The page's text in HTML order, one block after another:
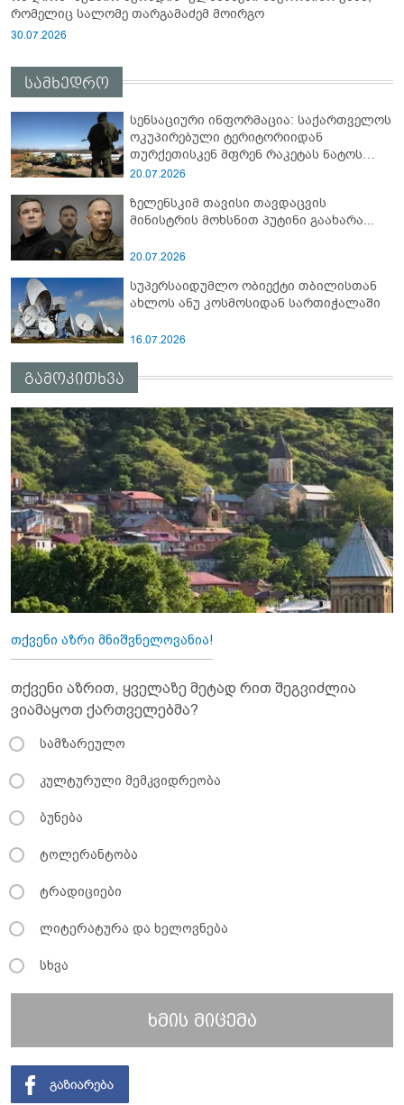
რომელიც სალომე თარგამაძემ მოირგო
30.07.2026
სამხედრო
სენსაციური ინფორმაცია: საქართველოს
ოკუპირებული ტერიტორიიდან
თურქეთისკენ მფრენ რაკეტას ნატოს
სამიტი კინაღამ ჩაუშლია
20.07.2026
ზელენსკიმ თავისი თავდაცვის
მინისტრის მოხსნით პუტინი გაახარა...
20.07.2026
სუპერსაიდუმლო ობიექტი თბილისთან
ახლოს ანუ კოსმოსიდან სართიჭალაში
16.07.2026
გამოკითხვა
თქვენი აზრი მნიშვნელოვანია!
თქვენი აზრით, ყველაზე მეტად რით შეგვიძლია
ვიამაყოთ ქართველებმა?
სამზარეულო
კულტურული მემკვიდრეობა
ბუნება
ტოლერანტობა
ტრადიციები
ლიტერატურა და ხელოვნება
სხვა
ხმის მიცემა